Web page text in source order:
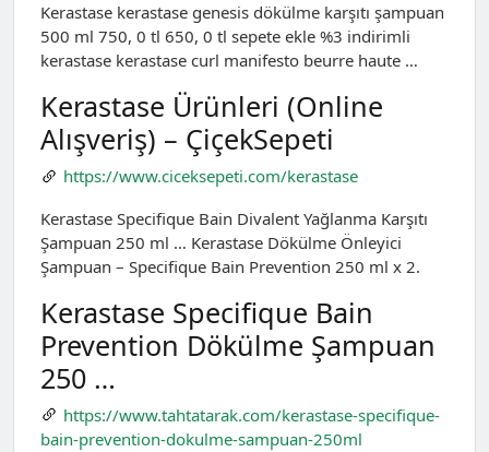
Kerastase kerastase genesis dökülme karşıtı şampuan
500 ml 750, 0 tl 650, 0 tl sepete ekle %3 indirimli
kerastase kerastase curl manifesto beurre haute …
Kerastase Ürünleri (Online
Alışveriş) – ÇiçekSepeti
https://www.ciceksepeti.com/kerastase
Kerastase Specifique Bain Divalent Yağlanma Karşıtı
Şampuan 250 ml … Kerastase Dökülme Önleyici
Şampuan – Specifique Bain Prevention 250 ml x 2.
Kerastase Specifique Bain
Prevention Dökülme Şampuan
250 …
https://www.tahtatarak.com/kerastase-specifique-
bain-prevention-dokulme-sampuan-250ml